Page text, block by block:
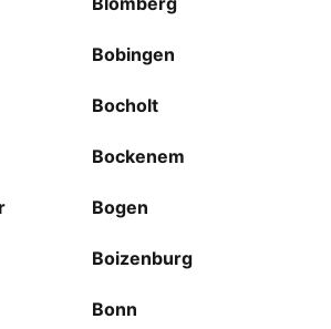
Bobingen
Bocholt
Bockenem
Bogen
Boizenburg
Bonn